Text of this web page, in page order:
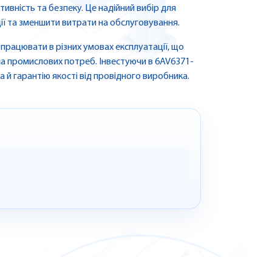
та безпеку. Це надійний вибір для
та зменшити витрати на обслуговування.
в різних умовах експлуатації, що
промислових потреб. Інвестуючи в 6AV6371-
гарантію якості від провідного виробника.